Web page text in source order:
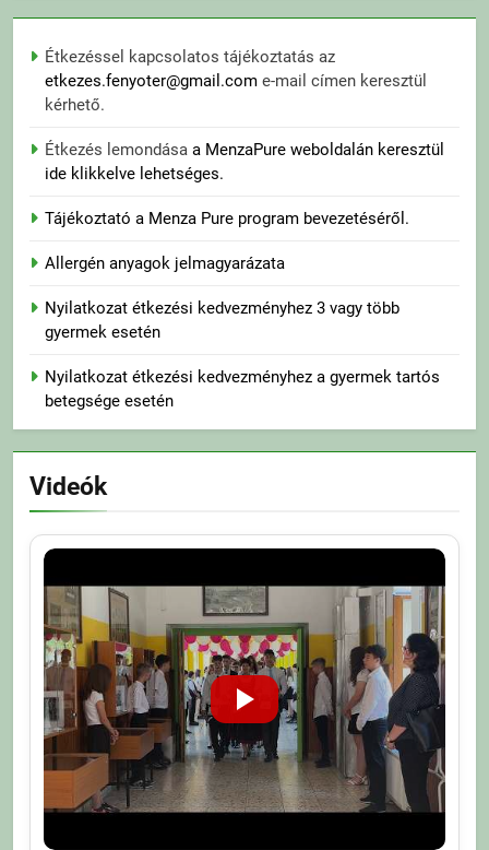
Étkezéssel kapcsolatos tájékoztatás az
etkezes.fenyoter@gmail.com e-mail címen keresztül
kérhető.
Étkezés lemondása a MenzaPure weboldalán keresztül
ide klikkelve lehetséges.
Tájékoztató a Menza Pure program bevezetéséről.
Allergén anyagok jelmagyarázata
Nyilatkozat étkezési kedvezményhez 3 vagy több
gyermek esetén
Nyilatkozat étkezési kedvezményhez a gyermek tartós
betegsége esetén
Videók